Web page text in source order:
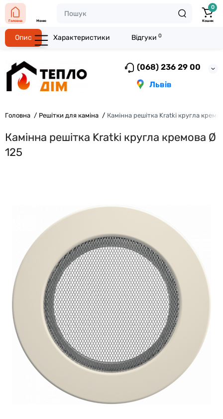
(068) 236 29 00
Львів
Головна Меню
0
Кошик
Головна Решітки для каміна Камінна решітка Kratki кругла
Камінна решітка Kratki кругла кремова Ø
125
Опис Характеристики Відгуки 0